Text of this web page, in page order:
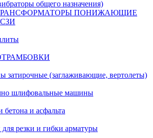
общего назначения)
ПОНИЖАЮЩИЕ
затирочные (заглаживающие, вертолеты)
шлифовальные машины
бетона и асфальта
резки и гибки арматуры